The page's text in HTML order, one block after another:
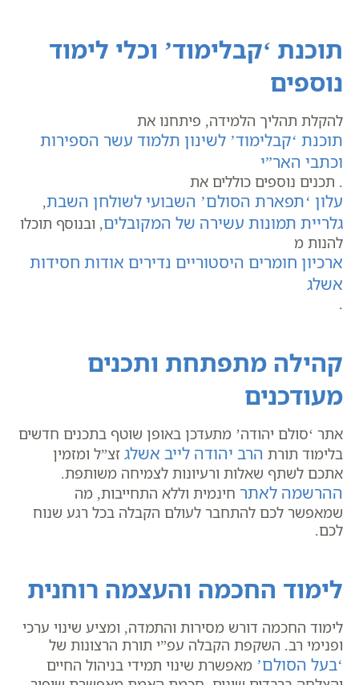
תוכנת ‘קבלימוד’ וכלי לימוד
נוספים
להקלת תהליך הלמידה, פיתחנו את
תוכנת ‘קבלימוד’ לשינון תלמוד עשר הספירות
וכתבי האר”י
. תכנים נוספים כוללים את
עלון ‘תפארת הסולם’ השבועי לשולחן השבת,
גלריית תמונות עשירה של המקובלים, ובנוסף תוכלו
להנות מ
ארכיון חומרים היסטוריים נדירים אודות חסידות
אשלג
.
קהילה מתפתחת ותכנים
מעודכנים
אתר ‘סולם יהודה’ מתעדכן באופן שוטף בתכנים חדשים
בלימוד תורת הרב יהודה לייב אשלג זצ”ל ומזמין
אתכם לשתף שאלות ורעיונות לצמיחה משותפת.
ההרשמה לאתר חינמית וללא התחייבות, מה
שמאפשר לכם להתחבר לעולם הקבלה בכל רגע שנוח
לכם.
לימוד החכמה והעצמה רוחנית
לימוד החכמה דורש מסירות והתמדה, ומציע שינוי ערכי
ופנימי רב. השקפת הקבלה עפ”י תורת הרצונות של
‘בעל הסולם’ מאפשרת שינוי תמידי בניהול החיים